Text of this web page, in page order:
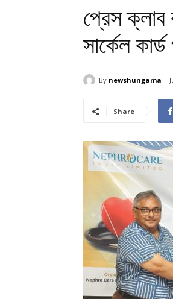
প্রেস ক্লাব
সার্কেল
By newshungama
Share